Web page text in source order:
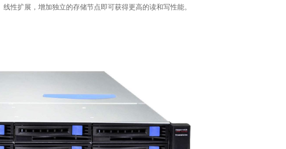
性扩展，增加独立的存储节点即可获得更高的读和写性能。